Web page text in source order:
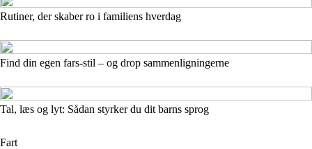
Rutiner, der skaber ro i familiens hverdag
Find din egen fars-stil – og drop sammenligningerne
Tal, læs og lyt: Sådan styrker du dit barns sprog
Fart